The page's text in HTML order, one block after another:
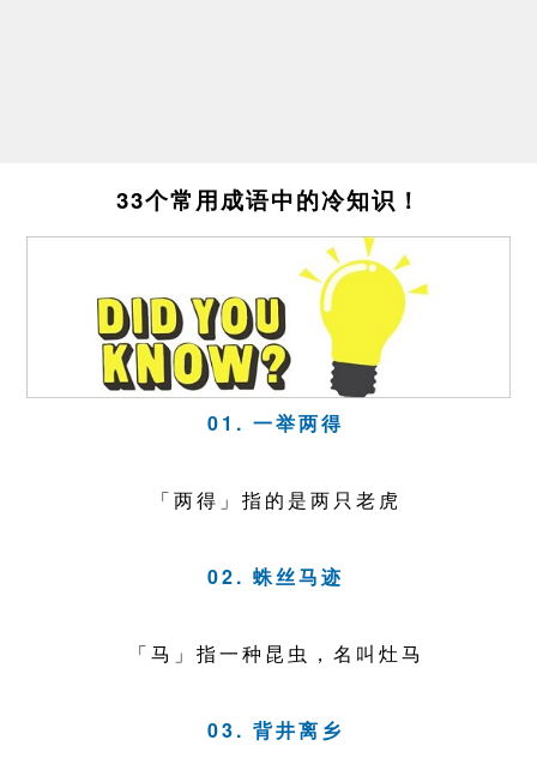
33个常用成语中的冷知识！
01. 一举两得
「两得」指的是两只老虎
02. 蛛丝马迹
「马」指一种昆虫，名叫灶马
03. 背井离乡